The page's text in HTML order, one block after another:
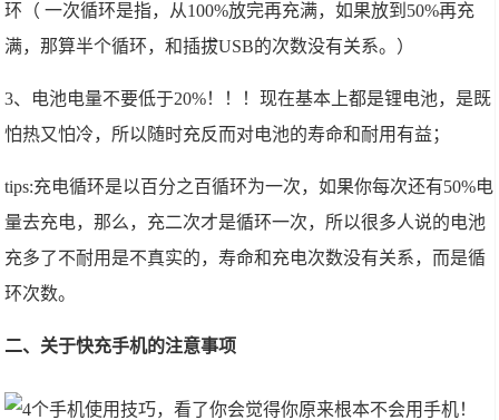
环（ 一次循环是指，从100%放完再充满，如果放到50%再充
满，那算半个循环，和插拔USB的次数没有关系。）
3、电池电量不要低于20%！！！现在基本上都是锂电池，是既
怕热又怕冷，所以随时充反而对电池的寿命和耐用有益；
tips:充电循环是以百分之百循环为一次，如果你每次还有50%电
量去充电，那么，充二次才是循环一次，所以很多人说的电池
充多了不耐用是不真实的，寿命和充电次数没有关系，而是循
环次数。
二、关于快充手机的注意事项